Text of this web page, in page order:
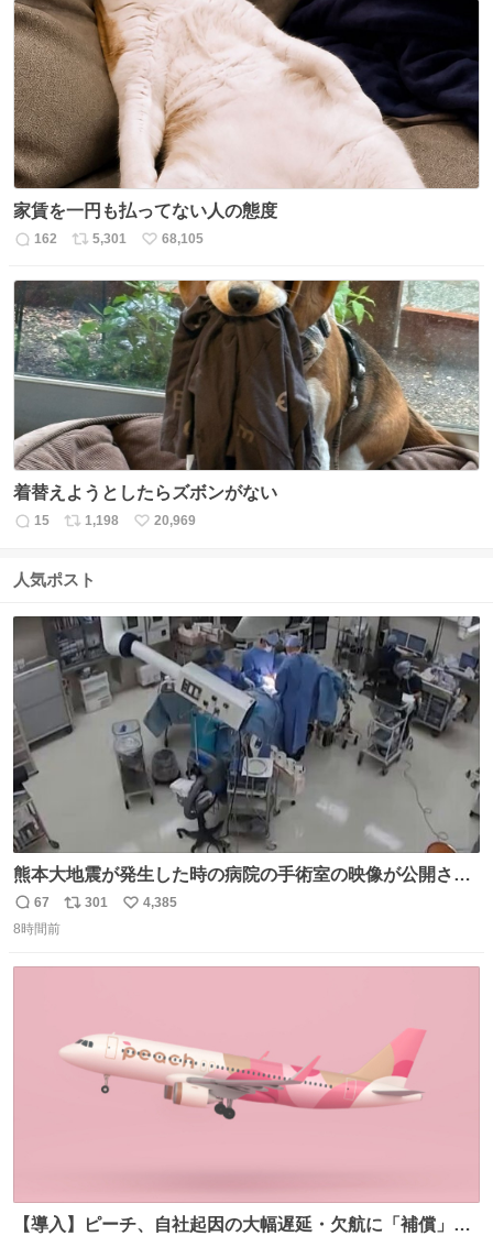
数
ス
ト
数
ね
数
家賃を一円も払ってない人の態度
返
162
リ
ト
数
5,301
い
ね
数
68,105
着替えようとしたらズボンがない
返
数
15
リ
ス
数
1,198
い
20,969
人気ポスト
熊本大地震が発生した時の病院の手術室の映像が公開され
ていたがとにかく怖すぎる x.com/nhk_news/statu…
news.web.nhk/newsweb/na/na-… #熊本 #大地震 #手術室
返
信
67
リ
301
い
4,385
8時間前
【導入】ピーチ、自社起因の大幅遅延・欠航に「補償」開